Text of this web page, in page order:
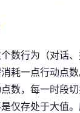
数行为（对话、
耗一点行动点数
数，每一时段
仅存处于大值。